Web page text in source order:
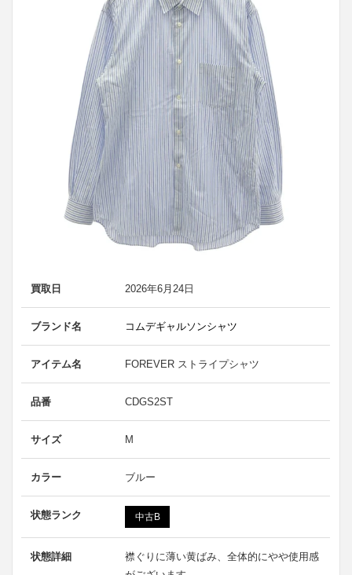
買取日 2026年6月24日
ブランド名 コムデギャルソンシャツ
アイテム名 FOREVER ストライプシャツ
品番 CDGS2ST
サイズ M
カラー ブルー
状態ランク 中古B
状態詳細
襟ぐりに薄い黄ばみ、全体的にやや使用感